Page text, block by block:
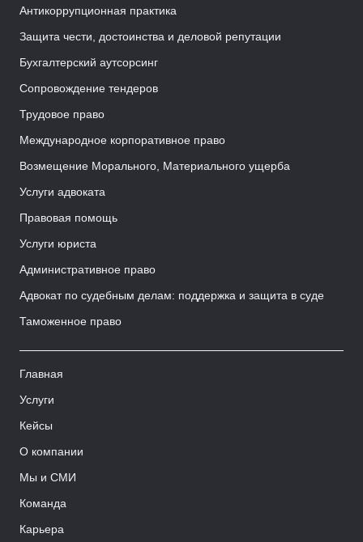
Антикоррупционная практика
Защита чести, достоинства и деловой репутации
Бухгалтерский аутсорсинг
Сопровождение тендеров
Трудовое право
Международное корпоративное право
Возмещение Морального, Материального ущерба
Услуги адвоката
Правовая помощь
Услуги юриста
Административное право
Адвокат по судебным делам: поддержка и защита в суде
Таможенное право
Главная
Услуги
Кейсы
О компании
Мы и СМИ
Команда
Карьера